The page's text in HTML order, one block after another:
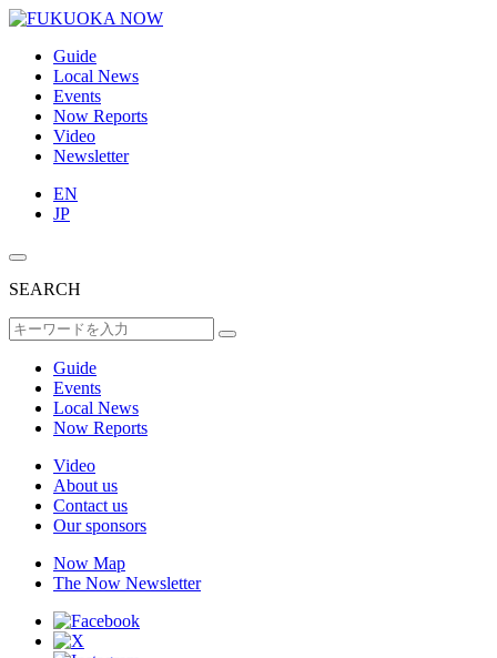
Guide
Local News
Events
Now Reports
Video
Newsletter
EN
JP
SEARCH
Guide
Events
Local News
Now Reports
Video
About us
Contact us
Our sponsors
Now Map
The Now Newsletter